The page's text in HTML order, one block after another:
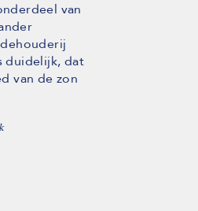
van
duidelijk, dat
van de zon